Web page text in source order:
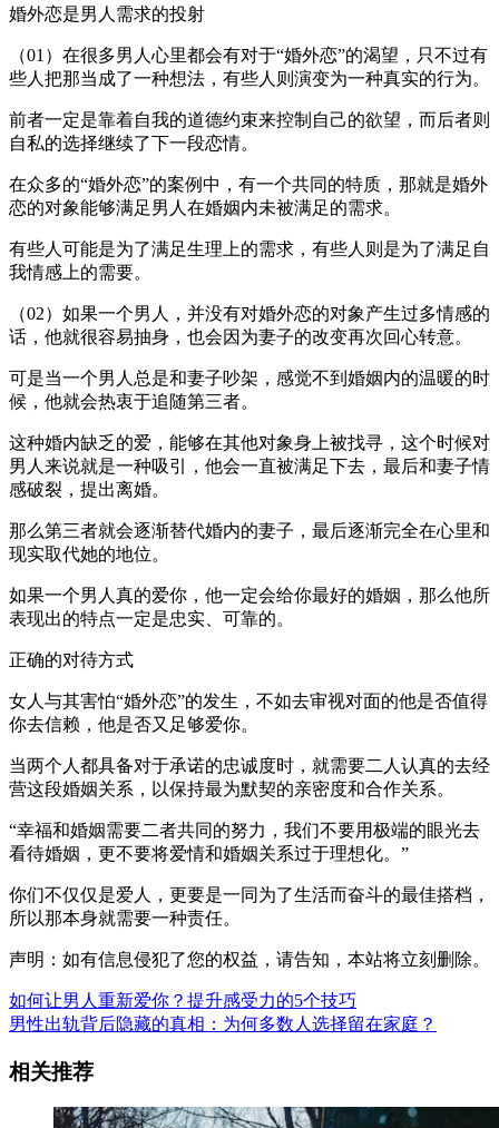
婚外恋是男人需求的投射
（01）在很多男人心里都会有对于“婚外恋”的渴望，只不过有
些人把那当成了一种想法，有些人则演变为一种真实的行为。
前者一定是靠着自我的道德约束来控制自己的欲望，而后者则
自私的选择继续了下一段恋情。
在众多的“婚外恋”的案例中，有一个共同的特质，那就是婚外
恋的对象能够满足男人在婚姻内未被满足的需求。
有些人可能是为了满足生理上的需求，有些人则是为了满足自
我情感上的需要。
（02）如果一个男人，并没有对婚外恋的对象产生过多情感的
话，他就很容易抽身，也会因为妻子的改变再次回心转意。
可是当一个男人总是和妻子吵架，感觉不到婚姻内的温暖的时
候，他就会热衷于追随第三者。
这种婚内缺乏的爱，能够在其他对象身上被找寻，这个时候对
男人来说就是一种吸引，他会一直被满足下去，最后和妻子情
感破裂，提出离婚。
那么第三者就会逐渐替代婚内的妻子，最后逐渐完全在心里和
现实取代她的地位。
如果一个男人真的爱你，他一定会给你最好的婚姻，那么他所
表现出的特点一定是忠实、可靠的。
正确的对待方式
女人与其害怕“婚外恋”的发生，不如去审视对面的他是否值得
你去信赖，他是否又足够爱你。
当两个人都具备对于承诺的忠诚度时，就需要二人认真的去经
营这段婚姻关系，以保持最为默契的亲密度和合作关系。
“幸福和婚姻需要二者共同的努力，我们不要用极端的眼光去
看待婚姻，更不要将爱情和婚姻关系过于理想化。”
你们不仅仅是爱人，更要是一同为了生活而奋斗的最佳搭档，
所以那本身就需要一种责任。
声明：如有信息侵犯了您的权益，请告知，本站将立刻删除。
如何让男人重新爱你？提升感受力的5个技巧
男性出轨背后隐藏的真相：为何多数人选择留在家庭？
相关推荐